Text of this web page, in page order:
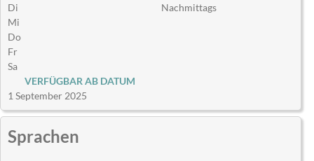
Di
Mi
Do
Fr
Sa
Nachmittags
VERFÜGBAR AB DATUM
1 September 2025
Sprachen